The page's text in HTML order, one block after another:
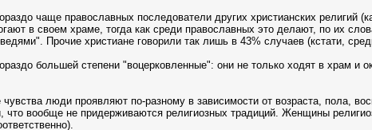
чаще православных последователи других христианских религий
в своем храме, тогда как среди православных это делают, по их
Прочие христиане говорили так лишь в 43% случаев (кстати,
большей степени "воцерковленные": они не только ходят в
чувства люди проявляют по-разному в зависимости от возраста,
что вообще не придерживаются религиозных традиций. Женщины